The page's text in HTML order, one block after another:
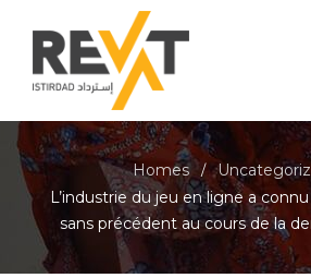
Homes /
L’industrie du jeu en ligne a
sans précédent au cours de la